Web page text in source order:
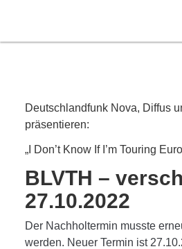
VERLEGT
Deutschlandfunk Nova, Diffus
präsentieren:
„I Don’t Know If I’m Touring
BLVTH –
27.10.2022
Der Nachholtermin musste
werden. Neuer Termin ist